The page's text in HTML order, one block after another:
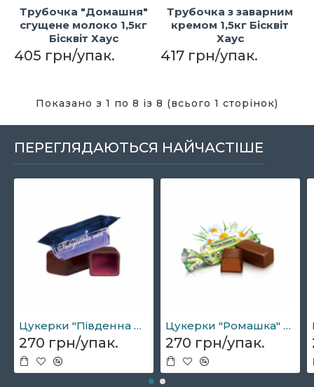
Трубочка "Домашня"
сгущене молоко 1,5кг
Бісквіт Хаус
405 грн/упак.
Трубочка з заварним
кремом 1,5кг Бісквіт
Хаус
417 грн/упак.
Показано з 1 по 8 із 8 (всього 1 сторінок)
ПЕРЕГЛЯДАЮТЬСЯ НАЙЧАСТІШЕ
Цукерки "Південна ніч" 1кг
270 грн/упак.
Цукерки "Ромашка" Рошен 1кг
270 грн/упак.